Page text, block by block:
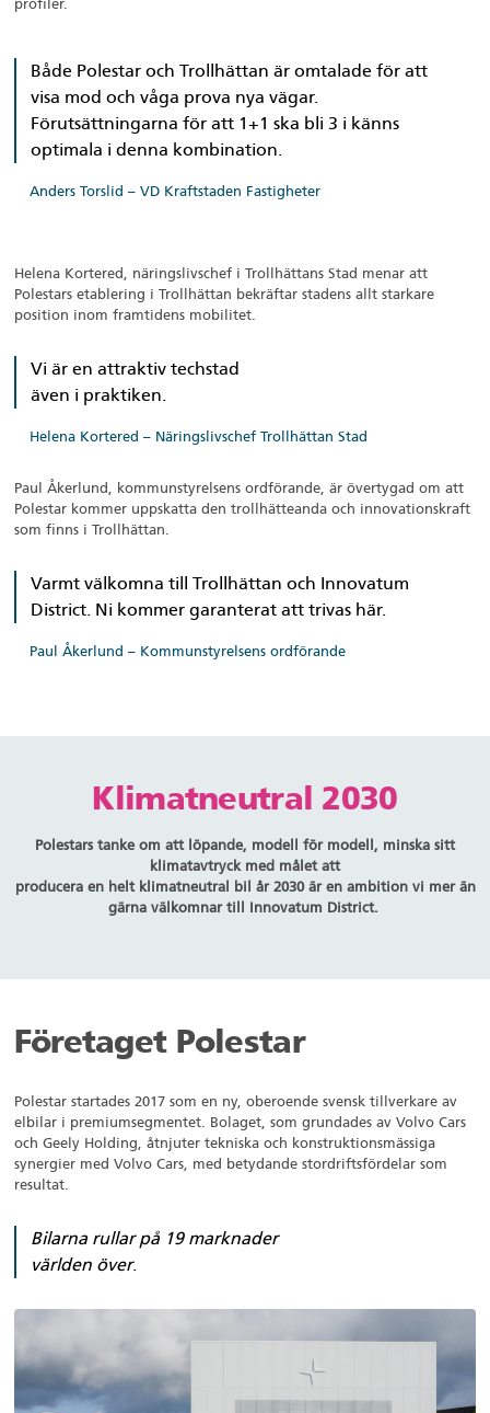
profiler.
Både Polestar och Trollhättan är omtalade för att
visa mod och våga prova nya vägar.
Förutsättningarna för att 1+1 ska bli 3 i känns
optimala i denna kombination.
Anders Torslid – VD Kraftstaden Fastigheter
Helena Kortered, näringslivschef i Trollhättans Stad menar att
Polestars etablering i Trollhättan bekräftar stadens allt starkare
position inom framtidens mobilitet.
Vi är en attraktiv techstad
även i praktiken.
Helena Kortered – Näringslivschef Trollhättan Stad
Paul Åkerlund, kommunstyrelsens ordförande, är övertygad om att
Polestar kommer uppskatta den trollhätteanda och innovationskraft
som finns i Trollhättan.
Varmt välkomna till Trollhättan och Innovatum
District. Ni kommer garanterat att trivas här.
Paul Åkerlund – Kommunstyrelsens ordförande
Klimatneutral 2030
Polestars tanke om att löpande, modell för modell, minska sitt
klimatavtryck med målet att
producera en helt klimatneutral bil år 2030 är en ambition vi mer än
gärna välkomnar till Innovatum District.
Företaget Polestar
Polestar startades 2017 som en ny, oberoende svensk tillverkare av
elbilar i premiumsegmentet. Bolaget, som grundades av Volvo Cars
och Geely Holding, åtnjuter tekniska och konstruktionsmässiga
synergier med Volvo Cars, med betydande stordriftsfördelar som
resultat.
Bilarna rullar på 19 marknader
världen över.